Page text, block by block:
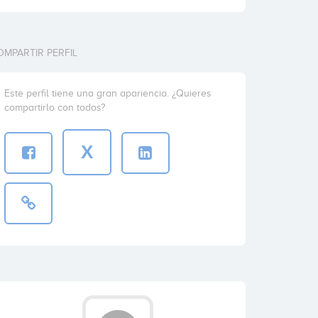
PERFIL
Este perfil tiene una gran apariencia. ¿Quieres
compartirlo con todos?
X